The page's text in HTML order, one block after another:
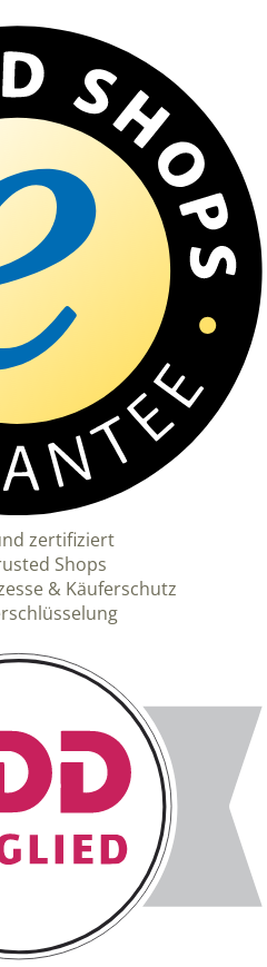
zertifiziert
Shops
& Käuferschutz